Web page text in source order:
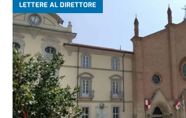
LETTERE AL DIRETTORE